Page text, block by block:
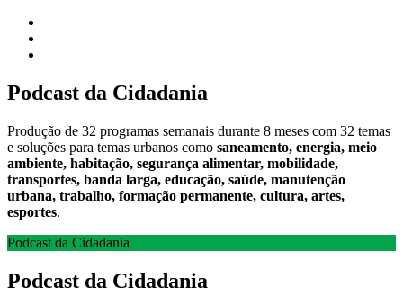
Podcast da Cidadania
Produção de 32 programas semanais durante 8 meses com 32 temas
e soluções para temas urbanos como saneamento, energia, meio
ambiente, habitação, segurança alimentar, mobilidade,
transportes, banda larga, educação, saúde, manutenção
urbana, trabalho, formação permanente, cultura, artes,
esportes.
Podcast da Cidadania
Podcast da Cidadania